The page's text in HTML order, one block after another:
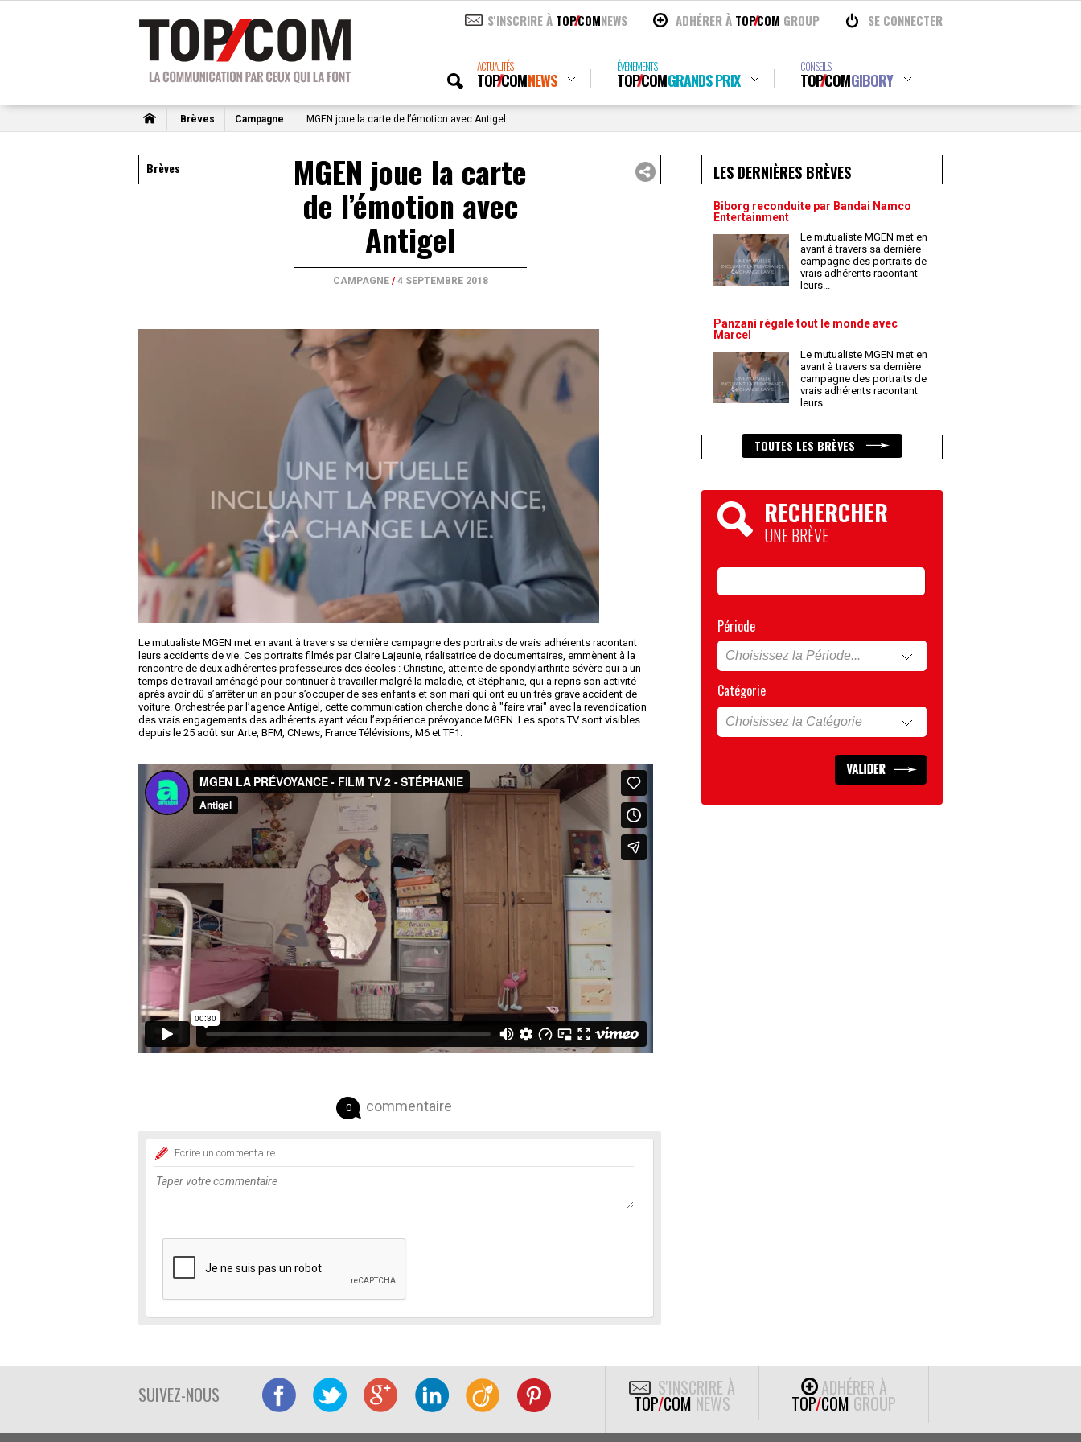
S'INSCRIRE À TOPCOMNEWS ADHÉRER À TOPCOM GROUP SE CONNECTER
ACTUALITÉS
TOPCOMNEWS
ÉVÉNEMENTS
TOPCOMGRANDS PRIX
CONSEILS
TOPCOMGIBORY
Brèves Campagne MGEN joue la carte de l’émotion avec Antigel
Brèves MGEN joue la carte
de l’émotion avec
Antigel
CAMPAGNE/4 SEPTEMBRE 2018
Le mutualiste MGEN met en avant à travers sa dernière campagne des portraits de vrais adhérents racontant
leurs accidents de vie. Ces portraits filmés par Claire Lajeunie, réalisatrice de documentaires, emmènent à la
rencontre de deux adhérentes professeures des écoles : Christine, atteinte de spondylarthrite sévère qui a un
temps de travail aménagé pour continuer à travailler malgré la maladie, et Stéphanie, qui a repris son activité
après avoir dû s’arrêter un an pour s’occuper de ses enfants et son mari qui ont eu un très grave accident de
voiture. Orchestrée par l’agence Antigel, cette communication cherche donc à "faire vrai" avec la revendication
des vrais engagements des adhérents ayant vécu l’expérience prévoyance MGEN. Les spots TV sont visibles
depuis le 25 août sur Arte, BFM, CNews, France Télévisions, M6 et TF1.
0 commentaire
Ecrire un commentaire
LES DERNIÈRES BRÈVES
Biborg reconduite par Bandai Namco
Entertainment
Le mutualiste MGEN met en
avant à travers sa dernière
campagne des portraits de
vrais adhérents racontant
leurs...
Panzani régale tout le monde avec
Marcel
Le mutualiste MGEN met en
avant à travers sa dernière
campagne des portraits de
vrais adhérents racontant
leurs...
TOUTES LES BRÈVES
RECHERCHER
UNE BRÈVE
Période
Catégorie
SUIVEZ-NOUS S'INSCRIRE À
TOP/COM NEWS
ADHÉRER À
TOP/COM GROUP